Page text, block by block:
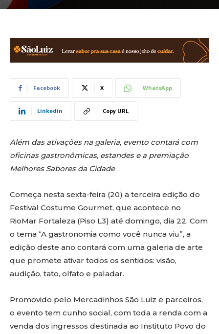
Facebook X WhatsApp
Linkedin Copy URL
Além das ativações na galeria, evento contará com
oficinas gastronômicas, estandes e a premiação
Melhores Sabores da Cidade
Começa nesta sexta-feira (20) a terceira edição do
Festival Costume Gourmet, que acontece no
RioMar Fortaleza (Piso L3) até domingo, dia 22. Com
o tema “A gastronomia como você nunca viu”, a
edição deste ano contará com uma galeria de arte
que promete ativar todos os sentidos: visão,
audição, tato, olfato e paladar.
Promovido pelo Mercadinhos São Luiz e parceiros,
o evento tem cunho social, com toda a renda com a
venda dos ingressos destinada ao Instituto Povo do